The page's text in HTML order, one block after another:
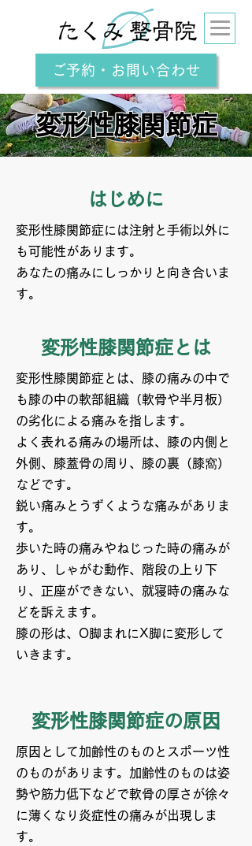
ご予約・お問い合わせ
変形性膝関節症
はじめに
変形性膝関節症には注射と手術以外に
も可能性があります。
あなたの痛みにしっかりと向き合いま
す。
変形性膝関節症とは
変形性膝関節症とは、膝の痛みの中で
も膝の中の軟部組織（軟骨や半月板）
の劣化による痛みを指します。
よく表れる痛みの場所は、膝の内側と
外側、膝蓋骨の周り、膝の裏（膝窩）
などです。
鋭い痛みとうずくような痛みがありま
す。
歩いた時の痛みやねじった時の痛みが
あり、しゃがむ動作、階段の上り下
り、正座ができない、就寝時の痛みな
どを訴えます。
膝の形は、O脚まれにX脚に変形して
いきます。
変形性膝関節症の原因
原因として加齢性のものとスポーツ性
のものがあります。加齢性のものは姿
勢や筋力低下などで軟骨の厚さが徐々
に薄くなり炎症性の痛みが出現しま
す。